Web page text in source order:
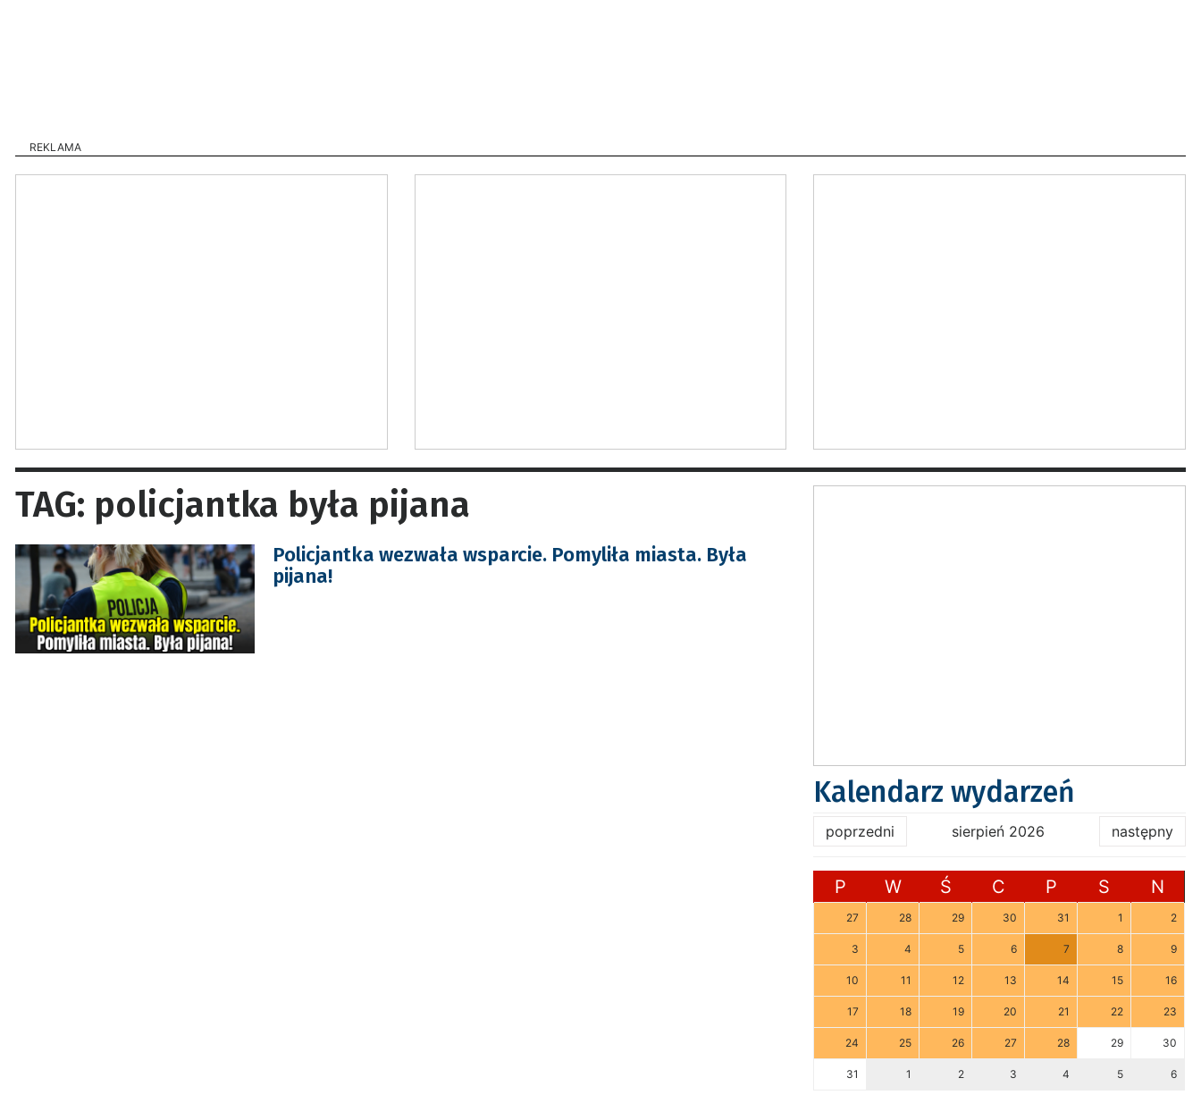
REKLAMA
TAG: policjantka była pijana
Policjantka wezwała wsparcie. Pomyliła miasta. Była
pijana!
Kalendarz wydarzeń
poprzedni sierpień 2026 następny
P W Ś C P S N
27 28 29 30 31 1 2
3 4 5 6 7 8 9
10 11 12 13 14 15 16
17 18 19 20 21 22 23
24 25 26 27 28 29 30
31 1 2 3 4 5 6